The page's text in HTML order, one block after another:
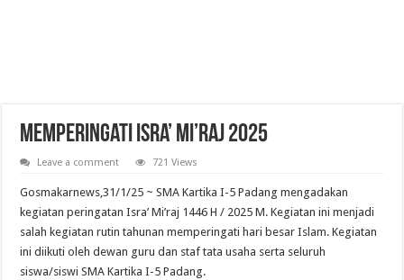
Memperingati Isra’ Mi’raj 2025
Leave a comment 721 Views
Gosmakarnews,31/1/25 ~ SMA Kartika I-5 Padang mengadakan
kegiatan peringatan Isra’ Mi’raj 1446 H / 2025 M. Kegiatan ini menjadi
salah kegiatan rutin tahunan memperingati hari besar Islam. Kegiatan
ini diikuti oleh dewan guru dan staf tata usaha serta seluruh
siswa/siswi SMA Kartika I-5 Padang.